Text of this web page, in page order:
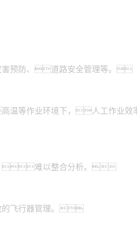
害预防、道路安全管理等。
温等作业环境下，人工作业
，难以整合分析。
的飞行器管理。